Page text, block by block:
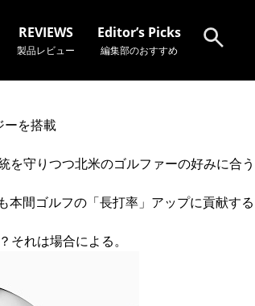
REVIEWS
製品レビュー
Editor’s Picks
編集部のおすすめ
ーを搭載
を守りつつ北米のゴルファーの好みに合う
本間ゴルフの「長打率」アップに貢献する
それは場合による。